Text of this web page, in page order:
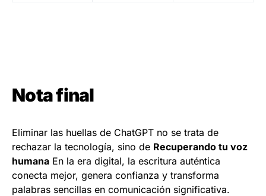
Nota final
Eliminar las huellas de ChatGPT no se trata de
rechazar la tecnología, sino de Recuperando tu voz
humana En la era digital, la escritura auténtica
conecta mejor, genera confianza y transforma
palabras sencillas en comunicación significativa.